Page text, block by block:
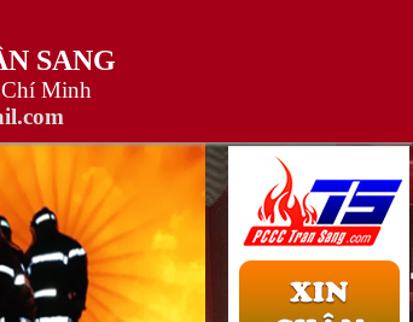
SANG
Minh